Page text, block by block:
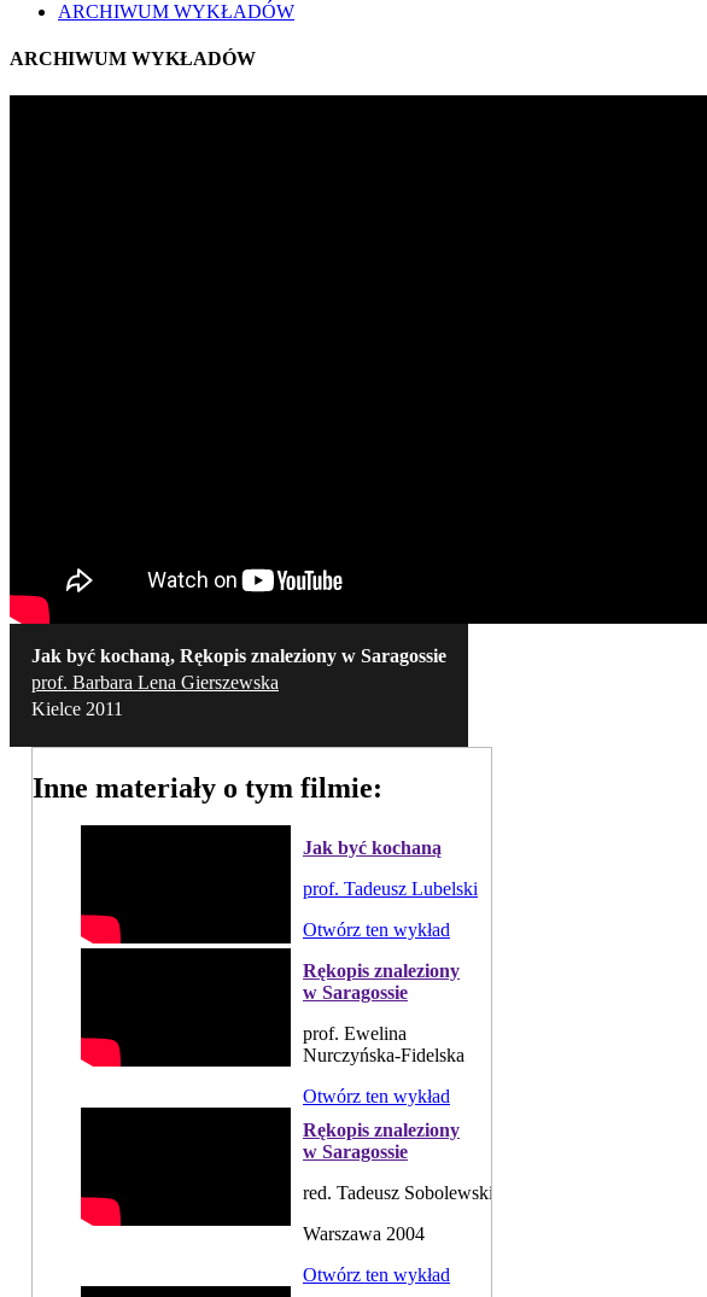
ARCHIWUM WYKŁADÓW
ARCHIWUM WYKŁADÓW
Jak być kochaną, Rękopis znaleziony w Saragossie
prof. Barbara Lena Gierszewska
Kielce 2011
Inne materiały o tym filmie:
Jak być kochaną
prof. Tadeusz Lubelski
Otwórz ten wykład
Rękopis znaleziony
w Saragossie
prof. Ewelina
Nurczyńska-Fidelska
Otwórz ten wykład
Rękopis znaleziony
w Saragossie
red. Tadeusz Sobolewski
Warszawa 2004
Otwórz ten wykład